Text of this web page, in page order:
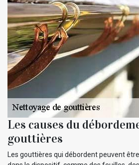
Les causes du
gouttières
Les gouttières qui débordent peuvent